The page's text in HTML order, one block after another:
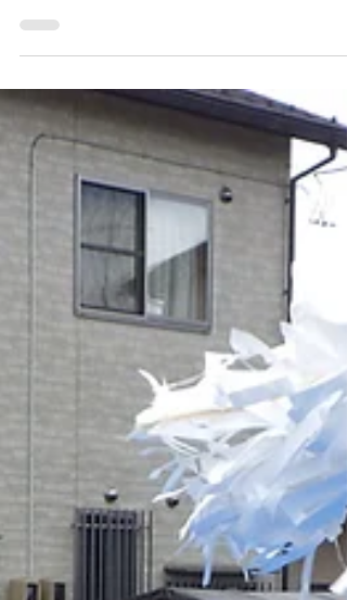
21日 木曜日 皆様いかがお過ごしでしょう
やわんやしております。 自分も感染をして
いないか心配で病院に何件か見て頂けない
か？問い合わせをしましたが、ど...